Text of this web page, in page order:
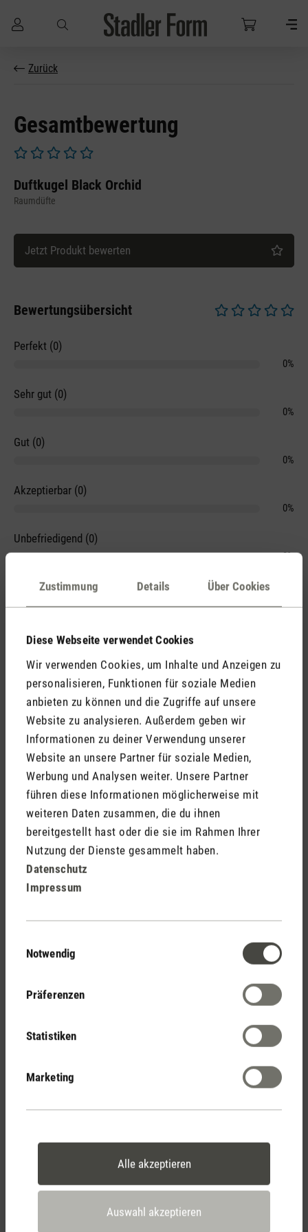
Zustimmung Details Über Cookies
Diese Webseite verwendet Cookies
Wir verwenden Cookies, um Inhalte und Anzeigen zu
personalisieren, Funktionen für soziale Medien
anbieten zu können und die Zugriffe auf unsere
Website zu analysieren. Außerdem geben wir
Informationen zu deiner Verwendung unserer
Website an unsere Partner für soziale Medien,
Werbung und Analysen weiter. Unsere Partner
führen diese Informationen möglicherweise mit
weiteren Daten zusammen, die du ihnen
bereitgestellt hast oder die sie im Rahmen Ihrer
Nutzung der Dienste gesammelt haben.
Datenschutz
Impressum
Notwendig
Präferenzen
Statistiken
Marketing
Alle akzeptieren
Auswahl akzeptieren
Zum Hauptinhalt springen
Zurück
Gesamtbewertung
Duftkugel Black Orchid
Raumdüfte
Jetzt Produkt bewerten
Bewertungsübersicht
Perfekt (0)
0%
Sehr gut (0)
0%
Gut (0)
0%
Akzeptierbar (0)
0%
Unbefriedigend (0)
0%
Keine Bewertungen gefunden. Gehe voran und teile
Deine Erkenntnisse mit anderen.
Jetzt Produkt bewerten
eigenem Servicecenter